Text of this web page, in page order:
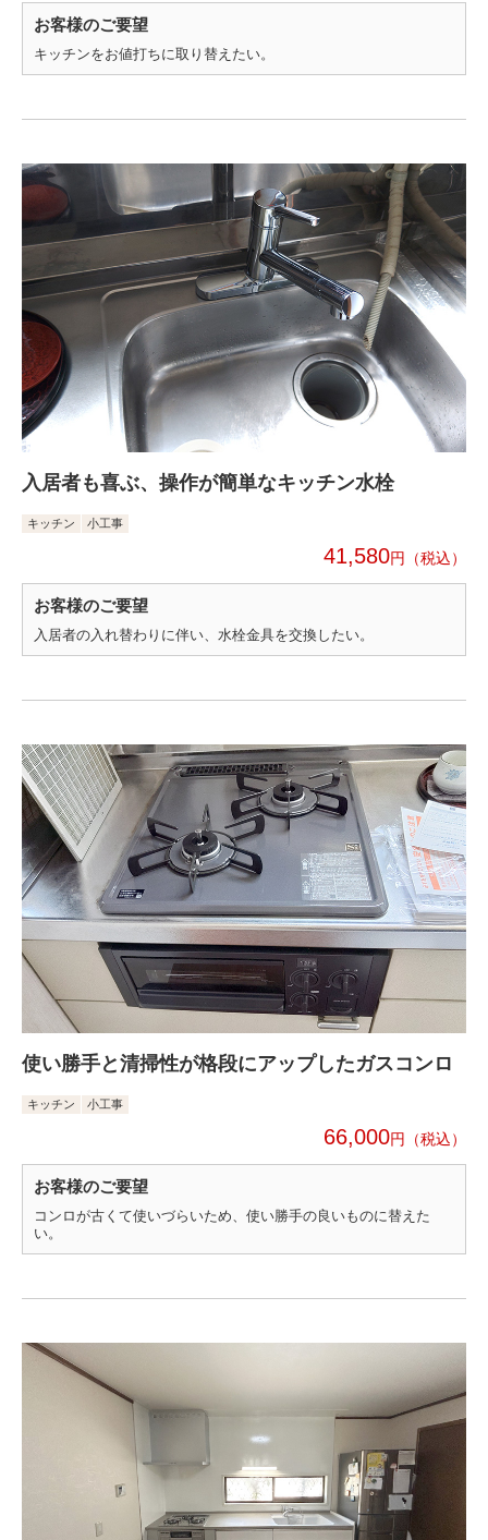
お客様のご要望
キッチンをお値打ちに取り替えたい。
入居者も喜ぶ、操作が簡単なキッチン水栓
キッチン 小工事
41,580円
お客様のご要望
入居者の入れ替わりに伴い、水栓金具を交換したい。
使い勝手と清掃性が格段にアップしたガスコンロ
キッチン 小工事
66,000円
お客様のご要望
コンロが古くて使いづらいため、使い勝手の良いものに替えた
い。